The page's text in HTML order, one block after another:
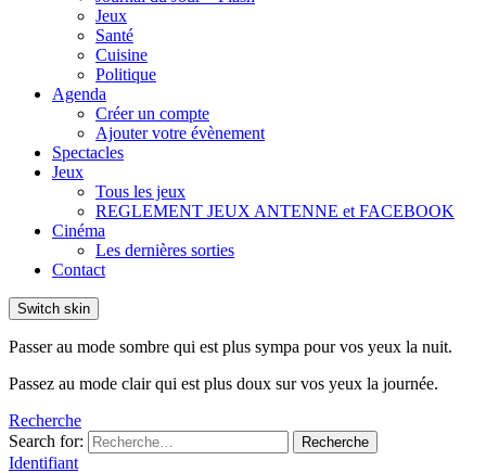
Jeux
Santé
Cuisine
Politique
Agenda
Créer un compte
Ajouter votre évènement
Spectacles
Jeux
Tous les jeux
REGLEMENT JEUX ANTENNE et FACEBOOK
Cinéma
Les dernières sorties
Contact
Switch skin
Passer au mode sombre qui est plus sympa pour vos yeux la nuit.
Passez au mode clair qui est plus doux sur vos yeux la journée.
Recherche
Search for:
Recherche
Identifiant